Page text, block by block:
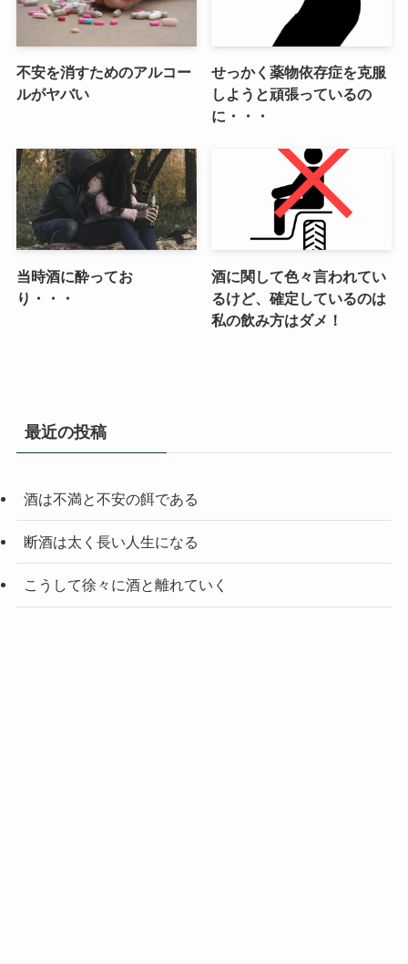
不安を消すためのアルコー
ルがヤバい
せっかく薬物依存症を克服
しようと頑張っているの
に・・・
当時酒に酔ってお
り・・・
酒に関して色々言われてい
るけど、確定しているのは
私の飲み方はダメ！
最近の投稿
酒は不満と不安の餌である
断酒は太く長い人生になる
こうして徐々に酒と離れていく